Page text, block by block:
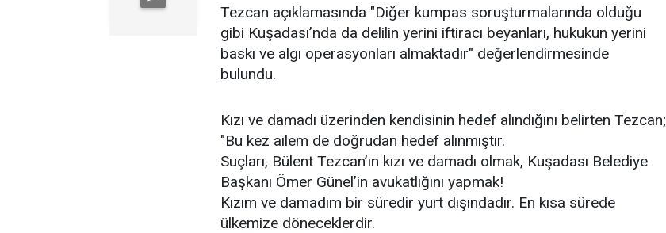
Tezcan açıklamasında "Diğer kumpas soruşturmalarında olduğu
gibi Kuşadası’nda da delilin yerini iftiracı beyanları, hukukun yerini
baskı ve algı operasyonları almaktadır" değerlendirmesinde
bulundu.
Kızı ve damadı üzerinden kendisinin hedef alındığını belirten Tezcan;
"Bu kez ailem de doğrudan hedef alınmıştır.
Suçları, Bülent Tezcan’ın kızı ve damadı olmak, Kuşadası Belediye
Başkanı Ömer Günel’in avukatlığını yapmak!
Kızım ve damadım bir süredir yurt dışındadır. En kısa sürede
ülkemize döneceklerdir.